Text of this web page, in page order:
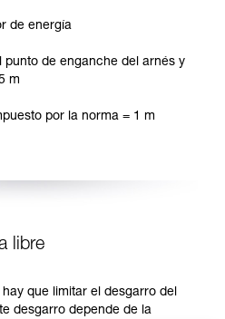
de energía
punto de enganche del arnés y
m
por la norma = 1 m
libre
que limitar el desgarro del
desgarro depende de la